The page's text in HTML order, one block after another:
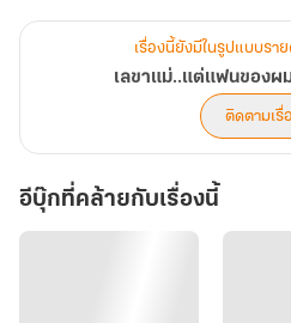
เรื่องนี้ยังมีในรูปแบบรา
เลขาแม่..แต่แฟนของผ
ติดตามเรื่
อีบุ๊กที่คล้ายกับเรื่องนี้